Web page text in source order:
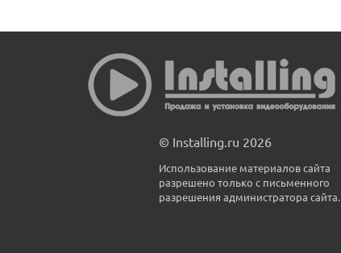
© Installing.ru 2026
Использование материалов сайта
разрешено только с письменного
разрешения администратора сайта.